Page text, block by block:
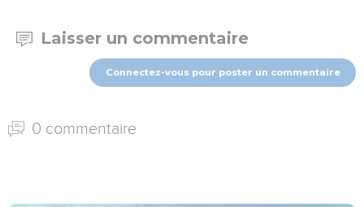
Laisser un commentaire
Connectez-vous pour poster un commentaire
0 commentaire